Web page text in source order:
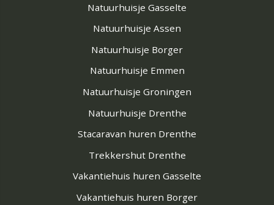
Natuurhuisje Gasselte
Natuurhuisje Assen
Natuurhuisje Borger
Natuurhuisje Emmen
Natuurhuisje Groningen
Natuurhuisje Drenthe
Stacaravan huren Drenthe
Trekkershut Drenthe
Vakantiehuis huren Gasselte
Vakantiehuis huren Borger